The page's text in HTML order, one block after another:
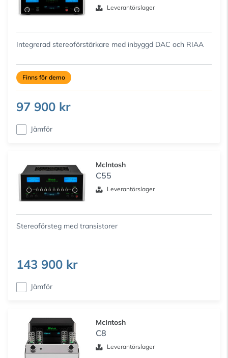
Leverantörslager
Integrerad stereoförstärkare med inbyggd DAC och RIAA
Finns för demo
97 900 kr
Jämför
McIntosh
C55
Leverantörslager
Stereoförsteg med transistorer
143 900 kr
Jämför
McIntosh
C8
Leverantörslager